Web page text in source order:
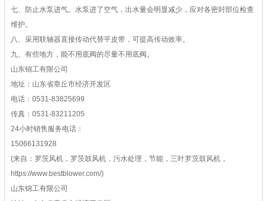
七、防止水泵进气。水泵进了空气，出水量会明显减少，应对各密封部位检查
维护。
八、采用联轴器直接传动代替平皮带，可提高传动效率。
九、有些地方，能不用底阀的尽量不用底阀。
山东锦工有限公司
地址：山东省章丘市经济开发区
电话：0531-83825699
传真：0531-83211205
24小时销售服务电话：
15066131928
(来自：罗茨风机，罗茨鼓风机，污水处理，节能，三叶罗茨鼓风机，
https://www.bestblower.com/)
山东锦工有限公司